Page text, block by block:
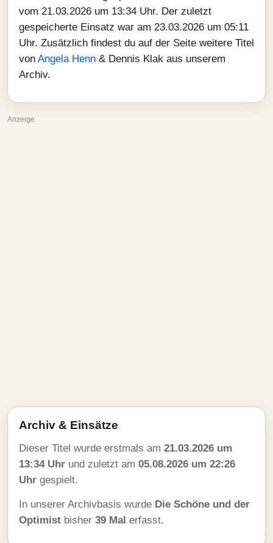
vom 21.03.2026 um 13:34 Uhr. Der zuletzt
gespeicherte Einsatz war am 23.03.2026 um 05:11
Uhr. Zusätzlich findest du auf der Seite weitere Titel
von Angela Henn & Dennis Klak aus unserem
Archiv.
Anzeige
Archiv & Einsätze
Dieser Titel wurde erstmals am 21.03.2026 um
13:34 Uhr und zuletzt am 05.08.2026 um 22:26
Uhr gespielt.
In unserer Archivbasis wurde Die Schöne und der
Optimist bisher 39 Mal erfasst.